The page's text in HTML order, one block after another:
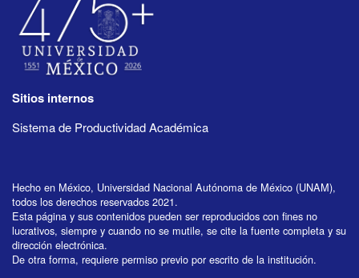
Sitios internos
Sistema de Productividad Académica
Hecho en México, Universidad Nacional Autónoma de México (UNAM),
todos los derechos reservados 2021.
Esta página y sus contenidos pueden ser reproducidos con fines no
lucrativos, siempre y cuando no se mutile, se cite la fuente completa y su
dirección electrónica.
De otra forma, requiere permiso previo por escrito de la institución.